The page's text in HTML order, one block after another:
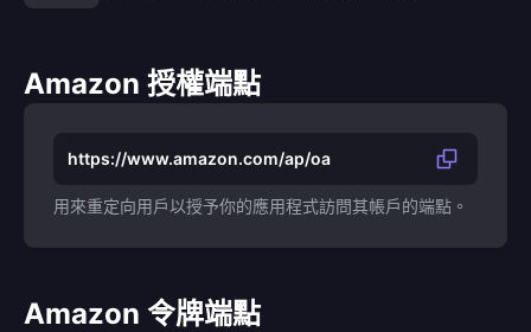
Amazon 授權端點
https://www.amazon.com/ap/oa
用來重定向用戶以授予你的應用程式訪問其帳戶的端點。
Amazon 令牌端點